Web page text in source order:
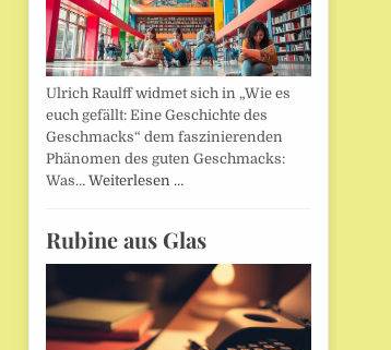
Ulrich Raulff widmet sich in „Wie es
euch gefällt: Eine Geschichte des
Geschmacks“ dem faszinierenden
Phänomen des guten Geschmacks:
Was… Weiterlesen …
Rubine aus Glas